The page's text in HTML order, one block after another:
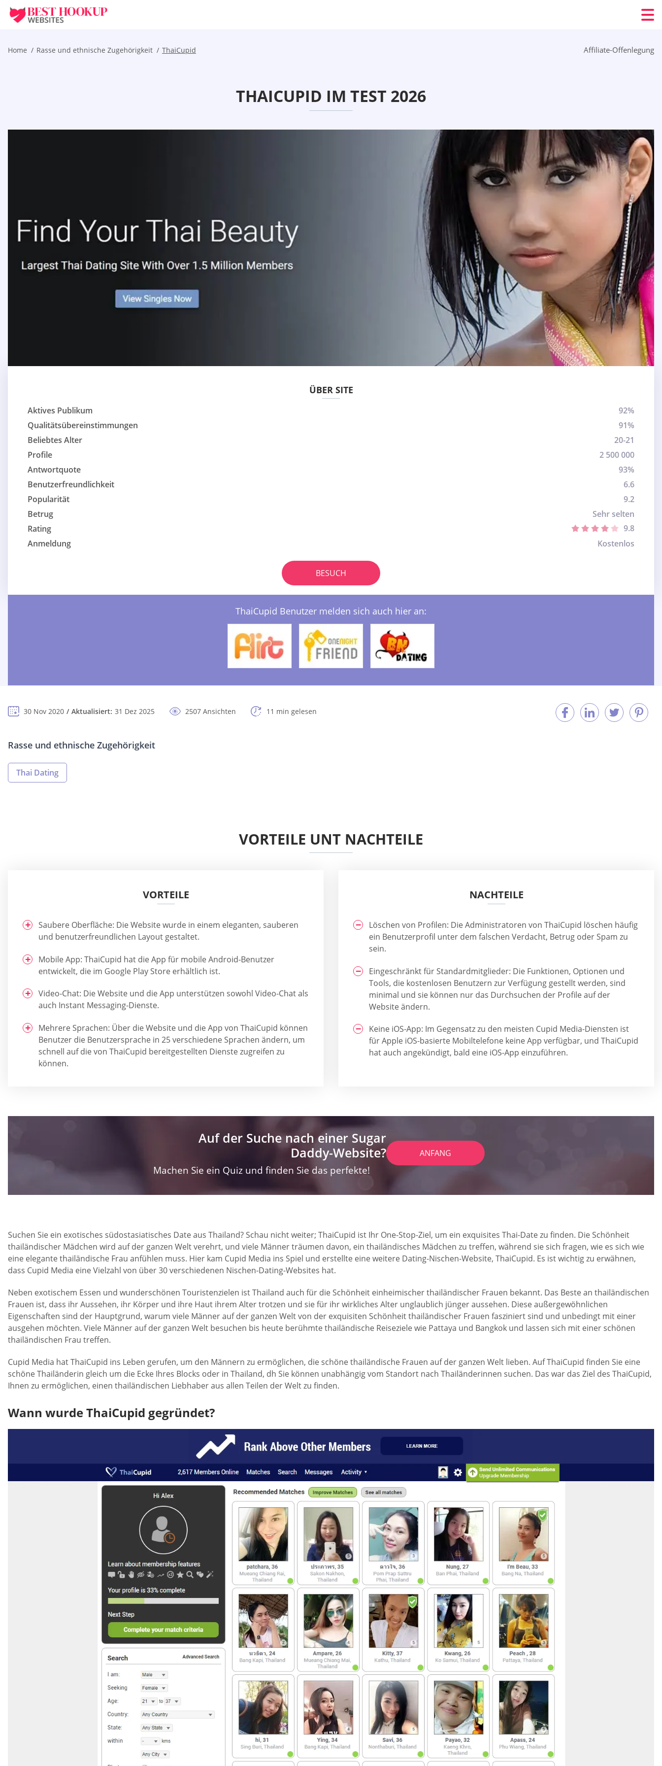
Home Rasse und ethnische Zugehörigkeit ThaiCupid Affiliate-Offenlegung
THAICUPID IM TEST 2026
ÜBER SITE
Aktives Publikum
92%
Qualitätsübereinstimmungen
91%
Beliebtes Alter
20-21
Profile
2 500 000
Antwortquote
93%
Benutzerfreundlichkeit
6.6
Popularität
9.2
Betrug
Sehr selten
Rating
9.8
Anmeldung
Kostenlos
BESUCH
ThaiCupid Benutzer melden sich auch hier an:
30 Nov 2020 Aktualisiert: 31 Dez 2025 2507 Ansichten 11 min gelesen
Rasse und ethnische Zugehörigkeit
Thai Dating
VORTEILE UNT NACHTEILE
VORTEILE
Saubere Oberfläche: Die Website wurde in einem eleganten, sauberen
und benutzerfreundlichen Layout gestaltet.
Mobile App: ThaiCupid hat die App für mobile Android-Benutzer
entwickelt, die im Google Play Store erhältlich ist.
Video-Chat: Die Website und die App unterstützen sowohl Video-Chat als
auch Instant Messaging-Dienste.
Mehrere Sprachen: Über die Website und die App von ThaiCupid können
Benutzer die Benutzersprache in 25 verschiedene Sprachen ändern, um
schnell auf die von ThaiCupid bereitgestellten Dienste zugreifen zu
können.
NACHTEILE
Löschen von Profilen: Die Administratoren von ThaiCupid löschen häufig
ein Benutzerprofil unter dem falschen Verdacht, Betrug oder Spam zu
sein.
Eingeschränkt für Standardmitglieder: Die Funktionen, Optionen und
Tools, die kostenlosen Benutzern zur Verfügung gestellt werden, sind
minimal und sie können nur das Durchsuchen der Profile auf der
Website ändern.
Keine iOS-App: Im Gegensatz zu den meisten Cupid Media-Diensten ist
für Apple iOS-basierte Mobiltelefone keine App verfügbar, und ThaiCupid
hat auch angekündigt, bald eine iOS-App einzuführen.
Auf der Suche nach einer Sugar
Daddy-Website?
Machen Sie ein Quiz und finden Sie das perfekte!
ANFANG
Suchen Sie ein exotisches südostasiatisches Date aus Thailand? Schau nicht weiter; ThaiCupid ist Ihr One-Stop-Ziel, um ein exquisites Thai-Date zu finden. Die Schönheit
thailändischer Mädchen wird auf der ganzen Welt verehrt, und viele Männer träumen davon, ein thailändisches Mädchen zu treffen, während sie sich fragen, wie es sich wie
eine elegante thailändische Frau anfühlen muss. Hier kam Cupid Media ins Spiel und erstellte eine weitere Dating-Nischen-Website, ThaiCupid. Es ist wichtig zu erwähnen,
dass Cupid Media eine Vielzahl von über 30 verschiedenen Nischen-Dating-Websites hat.
Neben exotischem Essen und wunderschönen Touristenzielen ist Thailand auch für die Schönheit einheimischer thailändischer Frauen bekannt. Das Beste an thailändischen
Frauen ist, dass ihr Aussehen, ihr Körper und ihre Haut ihrem Alter trotzen und sie für ihr wirkliches Alter unglaublich jünger aussehen. Diese außergewöhnlichen
Eigenschaften sind der Hauptgrund, warum viele Männer auf der ganzen Welt von der exquisiten Schönheit thailändischer Frauen fasziniert sind und unbedingt mit einer
ausgehen möchten. Viele Männer auf der ganzen Welt besuchen bis heute berühmte thailändische Reiseziele wie Pattaya und Bangkok und lassen sich mit einer schönen
thailändischen Frau treffen.
Cupid Media hat ThaiCupid ins Leben gerufen, um den Männern zu ermöglichen, die schöne thailändische Frauen auf der ganzen Welt lieben. Auf ThaiCupid finden Sie eine
schöne Thailänderin gleich um die Ecke Ihres Blocks oder in Thailand, dh Sie können unabhängig vom Standort nach Thailänderinnen suchen. Das war das Ziel des ThaiCupid,
Ihnen zu ermöglichen, einen thailändischen Liebhaber aus allen Teilen der Welt zu finden.
Wann wurde ThaiCupid gegründet?